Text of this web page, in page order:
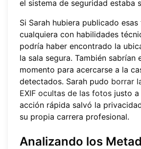
el sistema de seguridad estaba
Si Sarah hubiera publicado
cualquiera con habilidades
podría haber encontrado la
la sala segura. También sabrían
momento para acercarse a la
detectados. Sarah pudo borrar
EXIF ocultas de las fotos justo
acción rápida salvó la
su propia carrera profesional.
Analizando los